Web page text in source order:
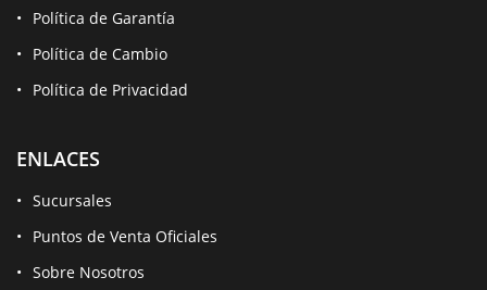
Política de Garantía
Política de Cambio
Política de Privacidad
ENLACES
Sucursales
Puntos de Venta Oficiales
Sobre Nosotros